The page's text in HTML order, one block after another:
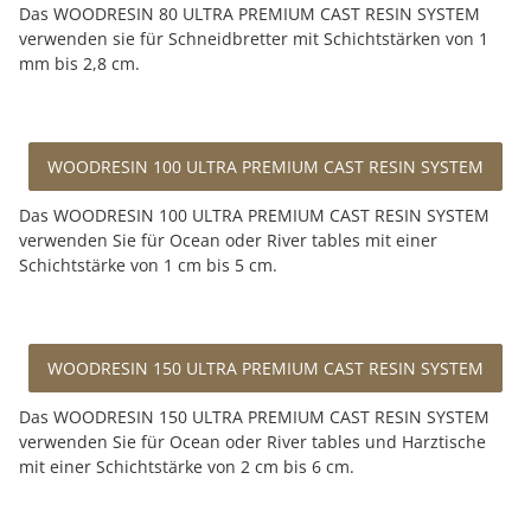
Das WOODRESIN 80 ULTRA PREMIUM CAST RESIN SYSTEM
verwenden sie für Schneidbretter mit Schichtstärken von 1
mm bis 2,8 cm.
WOODRESIN 100 ULTRA PREMIUM CAST RESIN SYSTEM
Das WOODRESIN 100 ULTRA PREMIUM CAST RESIN SYSTEM
verwenden Sie für Ocean oder River tables mit einer
Schichtstärke von 1 cm bis 5 cm.
WOODRESIN 150 ULTRA PREMIUM CAST RESIN SYSTEM
Das WOODRESIN 150 ULTRA PREMIUM CAST RESIN SYSTEM
verwenden Sie für Ocean oder River tables und Harztische
mit einer Schichtstärke von 2 cm bis 6 cm.